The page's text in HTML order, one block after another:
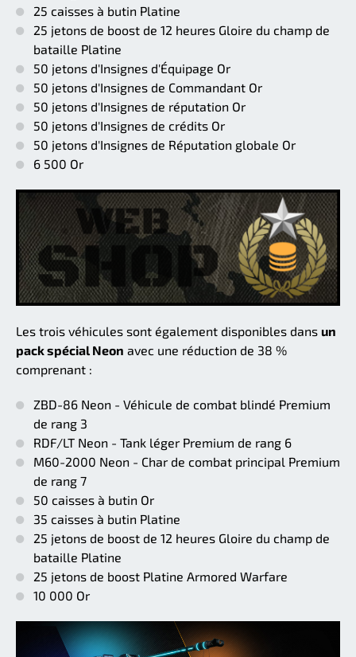
25 caisses à butin Platine
25 jetons de boost de 12 heures Gloire du champ de
bataille Platine
50 jetons d'Insignes d'Équipage Or
50 jetons d'Insignes de Commandant Or
50 jetons d'Insignes de réputation Or
50 jetons d'Insignes de crédits Or
50 jetons d'Insignes de Réputation globale Or
6 500 Or
Les trois véhicules sont également disponibles dans un
pack spécial Neon avec une réduction de 38 %
comprenant :
ZBD-86 Neon - Véhicule de combat blindé Premium
de rang 3
RDF/LT Neon - Tank léger Premium de rang 6
M60-2000 Neon - Char de combat principal Premium
de rang 7
50 caisses à butin Or
35 caisses à butin Platine
25 jetons de boost de 12 heures Gloire du champ de
bataille Platine
25 jetons de boost Platine Armored Warfare
10 000 Or